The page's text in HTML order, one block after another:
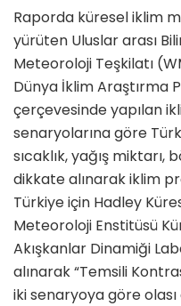
Raporda küresel iklim
yürüten Uluslar arası
Meteoroloji Teşkilatı
Dünya İklim Araştırma
çerçevesinde yapılan
senaryolarına göre
sıcaklık, yağış
dikkate alınarak iklim
Türkiye için Hadley
Meteoroloji Enstitüsü
Akışkanlar Dinamiği
alınarak “Temsili
iki senaryoya göre